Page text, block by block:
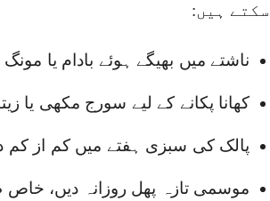
سکتے ہیں:
ناشتے میں بھیگے ہوئے بادام یا
کھانا پکانے کے لیے سورج مکھی یا
پالک کی سبزی ہفتے میں کم از کم
موسمی تازہ پھل روزانہ دیں،